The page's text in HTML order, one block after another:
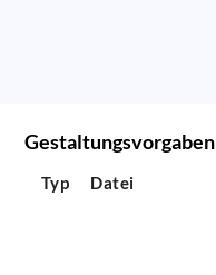
Gestaltungsvorgaben
Typ Datei